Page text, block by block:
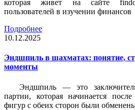
которая живет на сайте
пользователей в изучении финансов
Подробнее
10.12.2025
Эндшпиль в шахматах: понятие,
моменты
Эндшпиль — это
партии, которая начинается
фигур с обеих сторон были